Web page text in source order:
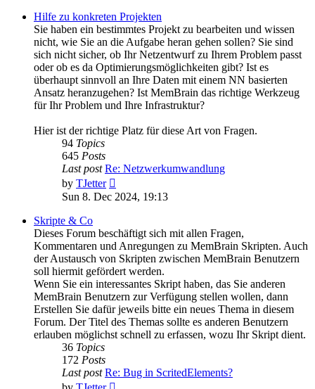
post
Hilfe zu konkreten Projekten
Sie haben ein bestimmtes Projekt zu bearbeiten und wissen
nicht, wie Sie an die Aufgabe heran gehen sollen? Sie sind
sich nicht sicher, ob Ihr Netzentwurf zu Ihrem Problem passt
oder ob es da Optimierungsmöglichkeiten gibt? Ist es
überhaupt sinnvoll an Ihre Daten mit einem NN basierten
Ansatz heranzugehen? Ist MemBrain das richtige Werkzeug
für Ihr Problem und Ihre Infrastruktur?
Hier ist der richtige Platz für diese Art von Fragen.
94 Topics
645 Posts
Last post Re: Netzwerkumwandlung
by TJetter
the
Sun 8. Dec 2024, 19:13
Skripte & Co
Dieses Forum beschäftigt sich mit allen Fragen,
Kommentaren und Anregungen zu MemBrain Skripten. Auch
der Austausch von Skripten zwischen MemBrain Benutzern
soll hiermit gefördert werden.
Wenn Sie ein interessantes Skript haben, das Sie anderen
MemBrain Benutzern zur Verfügung stellen wollen, dann
Erstellen Sie dafür jeweils bitte ein neues Thema in diesem
Forum. Der Titel des Themas sollte es anderen Benutzern
erlauben möglichst schnell zu erfassen, wozu Ihr Skript dient.
36 Topics
172 Posts
Last post Re: Bug in ScritedElements?